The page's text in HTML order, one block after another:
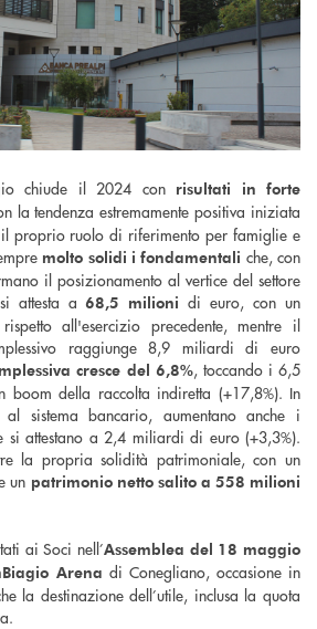
chiude il 2024 con risultati in forte
la tendenza estremamente positiva iniziata
proprio ruolo di riferimento per famiglie e
molto solidi i fondamentali che, con
il posizionamento al vertice del settore
attesta a68,5 milionidi euro, con un
all'esercizio precedente, mentre il
raggiunge 8,9 miliardi di euro
cresce del 6,8%, toccando i 6,5
della raccolta indiretta (+17,8%). In
al sistema bancario, aumentano anche i
si attestano a 2,4 miliardi di euro (+3,3%).
la propria solidità patrimoniale, con un
un patrimonio netto salito a 558 milioni
ai Soci nell’Assemblea del 18 maggio
Arena di Conegliano, occasione in
la destinazione dell’utile, inclusa la quota